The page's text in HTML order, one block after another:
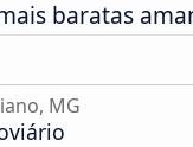
baratas
MG